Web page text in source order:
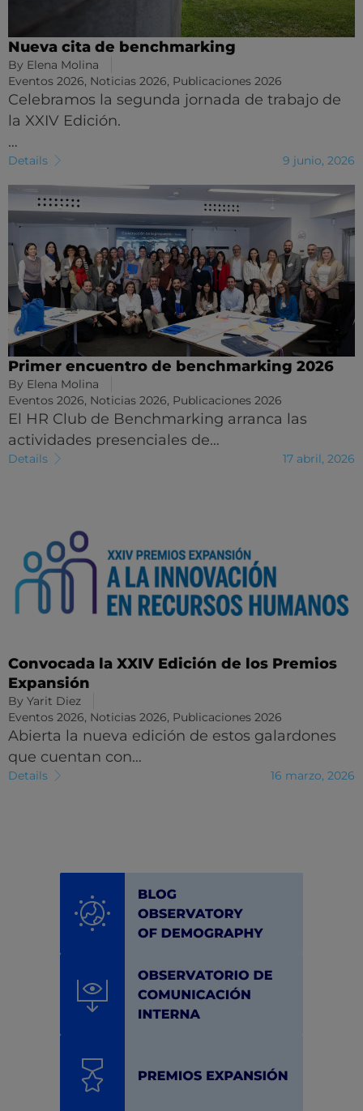
Nueva cita de benchmarking
By Elena Molina
Eventos 2026, Noticias 2026, Publicaciones 2026
Celebramos la segunda jornada de trabajo de
la XXIV Edición.
…
Details 9 junio, 2026
Primer encuentro de benchmarking 2026
By Elena Molina
Eventos 2026, Noticias 2026, Publicaciones 2026
El HR Club de Benchmarking arranca las
actividades presenciales de…
Details 17 abril, 2026
Convocada la XXIV Edición de los Premios
Expansión
By Yarit Diez
Eventos 2026, Noticias 2026, Publicaciones 2026
Abierta la nueva edición de estos galardones
que cuentan con…
Details 16 marzo, 2026